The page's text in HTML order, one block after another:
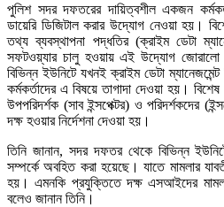
পুলিশ সদর দফতরের দায়িত্বশীল একজন
ডায়েরি ডিজিটাল করার উদ্যোগ নেওয়া হয়।
তথ্য ব্যবস্থাপনা পদ্ধতির (ক্রাইম ডেটা
সফটওয়্যার চালু হওয়ায় এই উদ্যোগ
বিভিন্ন ইউনিটে যখনই ক্রাইম ডেটা
কর্মকর্তাদের এ বিষয়ে তাগাদা দেওয়া হয়।
উপপরিদর্শক (সাব ইন্সপেক্টর) ও পরিদর্শকদের
দক্ষ হওয়ার নির্দেশনা দেওয়া হয়।
তিনি জানান, সদর দফতর থেকে বিভিন্ন
সম্পর্কে অবহিত করা হয়েছে। যাতে মামলার
হয়। এমনকি প্রযুক্তিতে দক্ষ এসআইদের
বলেও জানান তিনি।